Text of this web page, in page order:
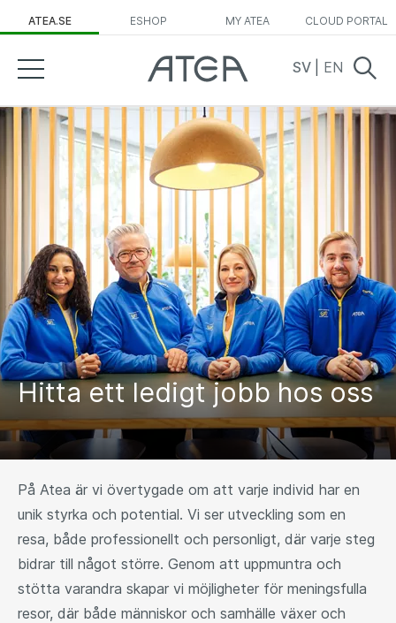
ATEA.SE ESHOP MY ATEA CLOUD PORTAL
SV EN
Hitta ett ledigt jobb hos oss
På Atea är vi övertygade om att varje individ har en
unik styrka och potential. Vi ser utveckling som en
resa, både professionellt och personligt, där varje steg
bidrar till något större. Genom att uppmuntra och
stötta varandra skapar vi möjligheter för meningsfulla
resor, där både människor och samhälle växer och